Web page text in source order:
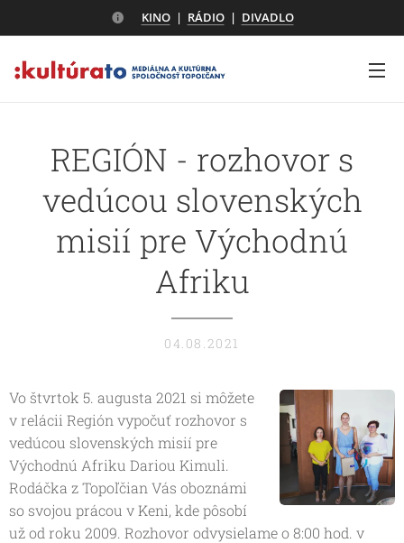
KINO| RÁDIO| DIVADLO
REGIÓN - rozhovor s
vedúcou slovenských
misií pre Východnú
Afriku
04.08.2021
Vo štvrtok 5. augusta 2021 si môžete
v relácii Región vypočuť rozhovor s
vedúcou slovenských misií pre
Východnú Afriku Dariou Kimuli.
Rodáčka z Topoľčian Vás oboznámi
so svojou prácou v Keni, kde pôsobí
už od roku 2009. Rozhovor odvysielame o 8:00 hod. v